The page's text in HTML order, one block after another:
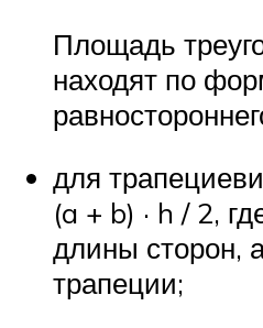
Площадь
находят по
для
(a + b) · h / 2,
длины сторон,
трапеции;